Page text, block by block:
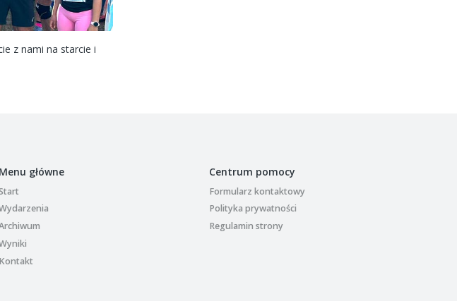
z nami na starcie i
Menu główne
Kontakt
Centrum pomocy
Formularz kontaktowy
Polityka prywatności
Regulamin strony